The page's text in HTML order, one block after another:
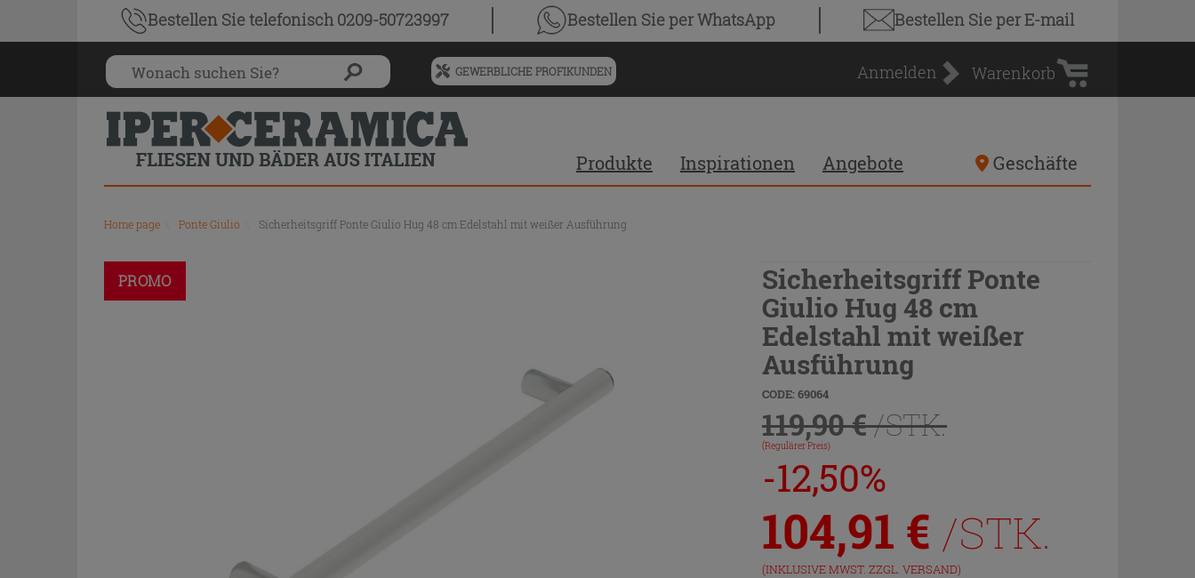
Bestellen Sietelefonisch 0209-50723997 Bestellen Sieper WhatsApp Bestellen Sieper E-mail
Menü
für
vorgeschlagenen
Siteinhalt
und
Suchprotokoll
GEWERBLICHE PROFIKUNDEN Anmelden
Warenkorb
Warenkorb
Produkte Inspirationen Angebote Geschäfte
Home page Ponte Giulio Sicherheitsgriff Ponte Giulio Hug 48 cm Edelstahl mit weißer Ausführung
PROMO
Sicherheitsgriff Ponte
Giulio Hug 48 cm
Edelstahl mit weißer
Ausführung
CODE: 69064
119,90 €/STK.
(Regulärer Preis)
-12,50%
104,91 € /STK.
(INKLUSIVE MWST. ZZGL. VERSAND)